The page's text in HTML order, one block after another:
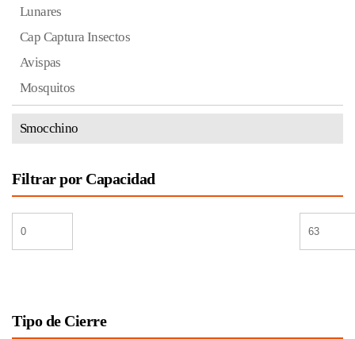
Lunares
Cap Captura Insectos
Avispas
Mosquitos
Smocchino
Filtrar por Capacidad
Tipo de Cierre